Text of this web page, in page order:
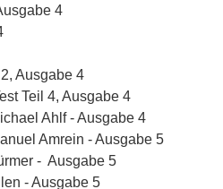
4
Ausgabe 4
Teil 4, Ausgabe 4
Ahlf - Ausgabe 4
Amrein - Ausgabe 5
- Ausgabe 5
- Ausgabe 5